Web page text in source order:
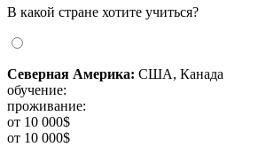
В какой стране хотите учиться?
Северная Америка: США, Канада
обучение:
проживание:
от 10 000$
от 10 000$